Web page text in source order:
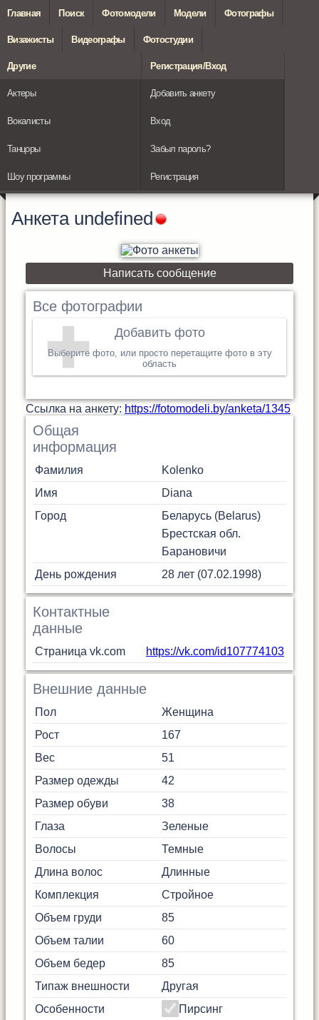
Главная Поиск Фотомодели Модели Фотографы
Визажисты Видеографы Фотостудии
Другие
Актеры
Вокалисты
Танцоры
Шоу программы
Регистрация/Вход
Добавить анкету
Вход
Забыл пароль?
Регистрация
Анкета undefined
Написать сообщение
Все фотографии
Добавить фото
Выберите фото, или просто перетащите фото в эту
область
Cсылка на анкету: https://fotomodeli.by/anketa/1345
Общая
информация
Фамилия
Kolenko
Имя
Diana
Город
Беларусь (Belarus)
Брестская обл.
Барановичи
День рождения
28 лет (07.02.1998)
Контактные
данные
Страница vk.com https://vk.com/id107774103
Внешние данные
Пол
Женщина
Рост
167
Вес
51
Размер одежды
42
Размер обуви
38
Глаза
Зеленые
Волосы
Темные
Длина волос
Длинные
Комплекция
Стройное
Объем груди
85
Объем талии
60
Объем бедер
85
Типаж внешности
Другая
Особенности
Пирсинг